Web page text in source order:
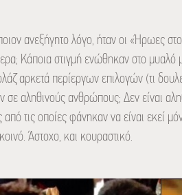
ανεξήγητο λόγο, ήταν οι «Ήρωες
Κάποια στιγμή ενώθηκαν στο μυαλό
αρκετά περίεργων επιλογών (τι
αληθινούς ανθρώπους; Δεν είναι
από τις οποίες φάνηκαν να είναι εκεί
Άστοχο, και κουραστικό.